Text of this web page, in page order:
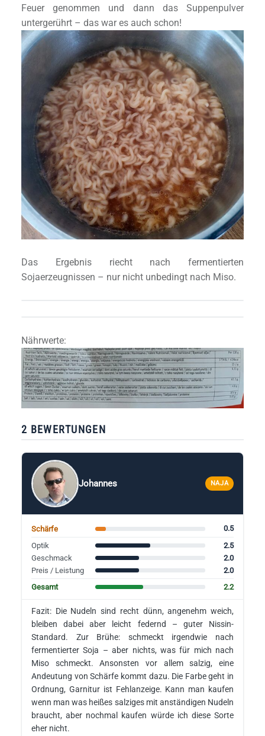
Feuer genommen und dann das Suppenpulver
untergerührt – das war es auch schon!
Das Ergebnis riecht nach fermentierten
Sojaerzeugnissen – nur nicht unbedingt nach Miso.
Nährwerte:
2 BEWERTUNGEN
Johannes NAJA
Schärfe
0.5
Optik
2.5
Geschmack
2.0
Preis / Leistung
2.0
Gesamt
2.2
Fazit: Die Nudeln sind recht dünn, angenehm weich,
bleiben dabei aber leicht federnd – guter Nissin-
Standard. Zur Brühe: schmeckt irgendwie nach
fermentierter Soja – aber nichts, was für mich nach
Miso schmeckt. Ansonsten vor allem salzig, eine
Andeutung von Schärfe kommt dazu. Die Farbe geht in
Ordnung, Garnitur ist Fehlanzeige. Kann man kaufen
wenn man was heißes salziges mit anständigen Nudeln
braucht, aber nochmal kaufen würde ich diese Sorte
eher nicht.